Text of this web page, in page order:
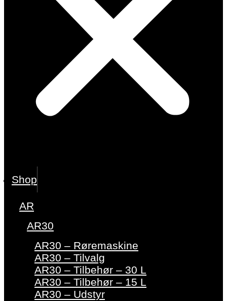
Shop
AR
AR30
AR30 – Røremaskine
AR30 – Tilvalg
AR30 – Tilbehør – 30 L
AR30 – Tilbehør – 15 L
AR30 – Udstyr